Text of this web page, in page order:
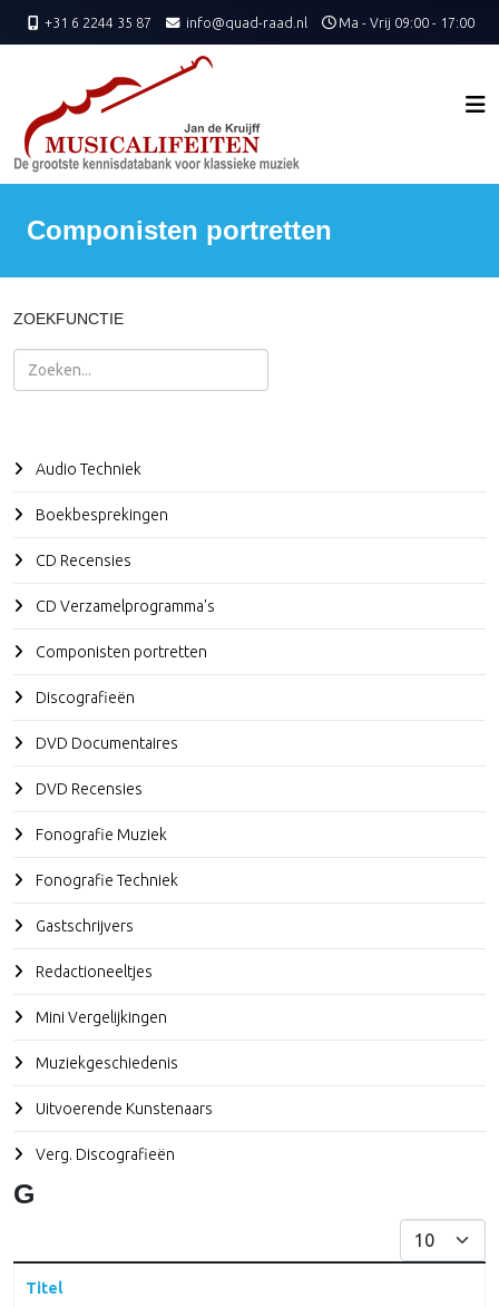
+31 6 2244 35 87 info@quad-raad.nl Ma - Vrij 09:00 - 17:00
Componisten portretten
ZOEKFUNCTIE
Zoeken
Audio Techniek
Boekbesprekingen
CD Recensies
CD Verzamelprogramma's
Componisten portretten
Discografieën
DVD Documentaires
DVD Recensies
Fonografie Muziek
Fonografie Techniek
Gastschrijvers
Redactioneeltjes
Mini Vergelijkingen
Muziekgeschiedenis
Uitvoerende Kunstenaars
Verg. Discografieën
G
Toon #
Titel